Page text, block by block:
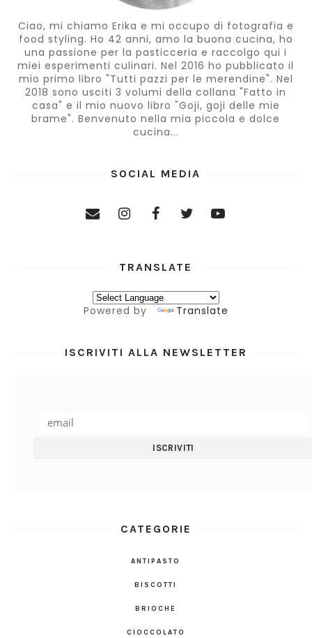
Ciao, mi chiamo Erika e mi occupo di fotografia e
food styling. Ho 42 anni, amo la buona cucina, ho
una passione per la pasticceria e raccolgo qui i
miei esperimenti culinari. Nel 2016 ho pubblicato il
mio primo libro "Tutti pazzi per le merendine". Nel
2018 sono usciti 3 volumi della collana "Fatto in
casa" e il mio nuovo libro "Goji, goji delle mie
brame". Benvenuto nella mia piccola e dolce
cucina...
SOCIAL MEDIA
TRANSLATE
Powered by Translate
ISCRIVITI ALLA NEWSLETTER
CATEGORIE
ANTIPASTO
BISCOTTI
BRIOCHE
CIOCCOLATO